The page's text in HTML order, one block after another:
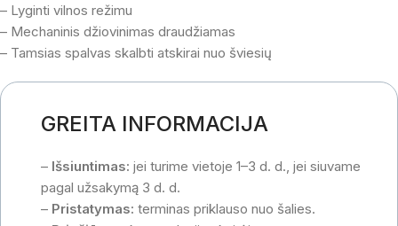
– Lyginti vilnos režimu
– Mechaninis džiovinimas draudžiamas
– Tamsias spalvas skalbti atskirai nuo šviesių
GREITA INFORMACIJA
– Išsiuntimas: jei turime vietoje 1–3 d. d., jei siuvame
pagal užsakymą 3 d. d.
– Pristatymas: terminas priklauso nuo šalies.